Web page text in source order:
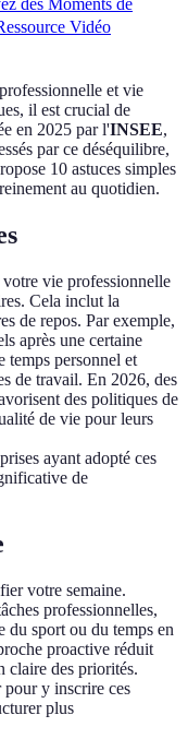
des Moments de
Vidéo
et vie
il est crucial de
en 2025 par l'INSEE,
par ce déséquilibre,
10 astuces simples
au quotidien.
vie professionnelle
Cela inclut la
de repos. Par exemple,
après une certaine
personnel et
de travail. En 2026, des
des politiques de
de vie pour leurs
ayant adopté ces
de
votre semaine.
professionnelles,
du sport ou du temps en
proactive réduit
claire des priorités.
y inscrire ces
plus